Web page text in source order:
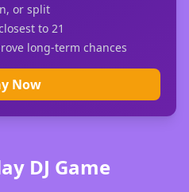
or split
to 21
long-term chances
Now
DJ Game